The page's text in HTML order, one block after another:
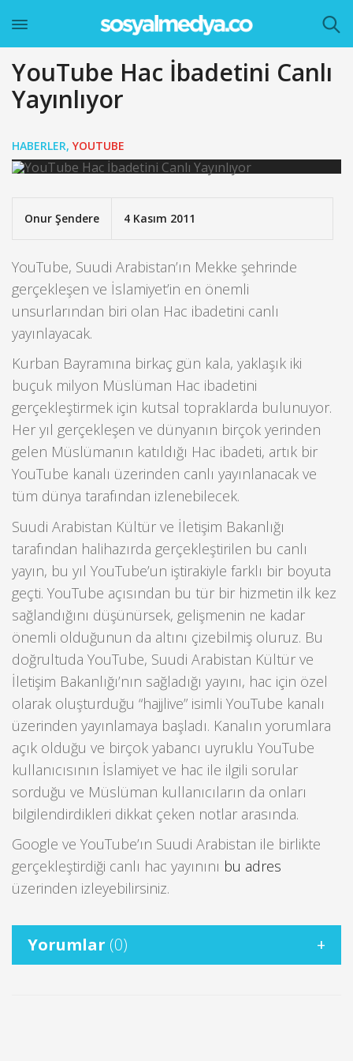
YouTube Hac İbadetini Canlı
Yayınlıyor
HABERLER, YOUTUBE
Onur Şendere 4 Kasım 2011
YouTube, Suudi Arabistan’ın Mekke şehrinde
gerçekleşen ve İslamiyet’in en önemli
unsurlarından biri olan Hac ibadetini canlı
yayınlayacak.
Kurban Bayramına birkaç gün kala, yaklaşık iki
buçuk milyon Müslüman Hac ibadetini
gerçekleştirmek için kutsal topraklarda bulunuyor.
Her yıl gerçekleşen ve dünyanın birçok yerinden
gelen Müslümanın katıldığı Hac ibadeti, artık bir
YouTube kanalı üzerinden canlı yayınlanacak ve
tüm dünya tarafından izlenebilecek.
Suudi Arabistan Kültür ve İletişim Bakanlığı
tarafından halihazırda gerçekleştirilen bu canlı
yayın, bu yıl YouTube’un iştirakiyle farklı bir boyuta
geçti. YouTube açısından bu tür bir hizmetin ilk kez
sağlandığını düşünürsek, gelişmenin ne kadar
önemli olduğunun da altını çizebilmiş oluruz. Bu
doğrultuda YouTube, Suudi Arabistan Kültür ve
İletişim Bakanlığı’nın sağladığı yayını, hac için özel
olarak oluşturduğu “hajjlive” isimli YouTube kanalı
üzerinden yayınlamaya başladı. Kanalın yorumlara
açık olduğu ve birçok yabancı uyruklu YouTube
kullanıcısının İslamiyet ve hac ile ilgili sorular
sorduğu ve Müslüman kullanıcıların da onları
bilgilendirdikleri dikkat çeken notlar arasında.
Google ve YouTube’ın Suudi Arabistan ile birlikte
gerçekleştirdiği canlı hac yayınını bu adres
üzerinden izleyebilirsiniz.
Yorumlar (0)